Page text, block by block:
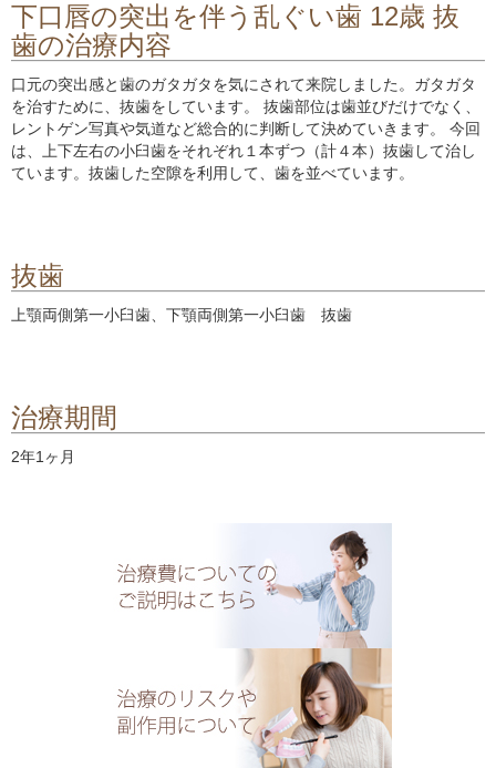
下口唇の突出を伴う乱ぐい歯 12歳 抜
歯の治療内容
口元の突出感と歯のガタガタを気にされて来院しました。ガタガタ
を治すために、抜歯をしています。 抜歯部位は歯並びだけでなく、
レントゲン写真や気道など総合的に判断して決めていきます。 今回
は、上下左右の小臼歯をそれぞれ１本ずつ（計４本）抜歯して治し
ています。抜歯した空隙を利用して、歯を並べています。
抜歯
上顎両側第一小臼歯、下顎両側第一小臼歯 抜歯
治療期間
2年1ヶ月